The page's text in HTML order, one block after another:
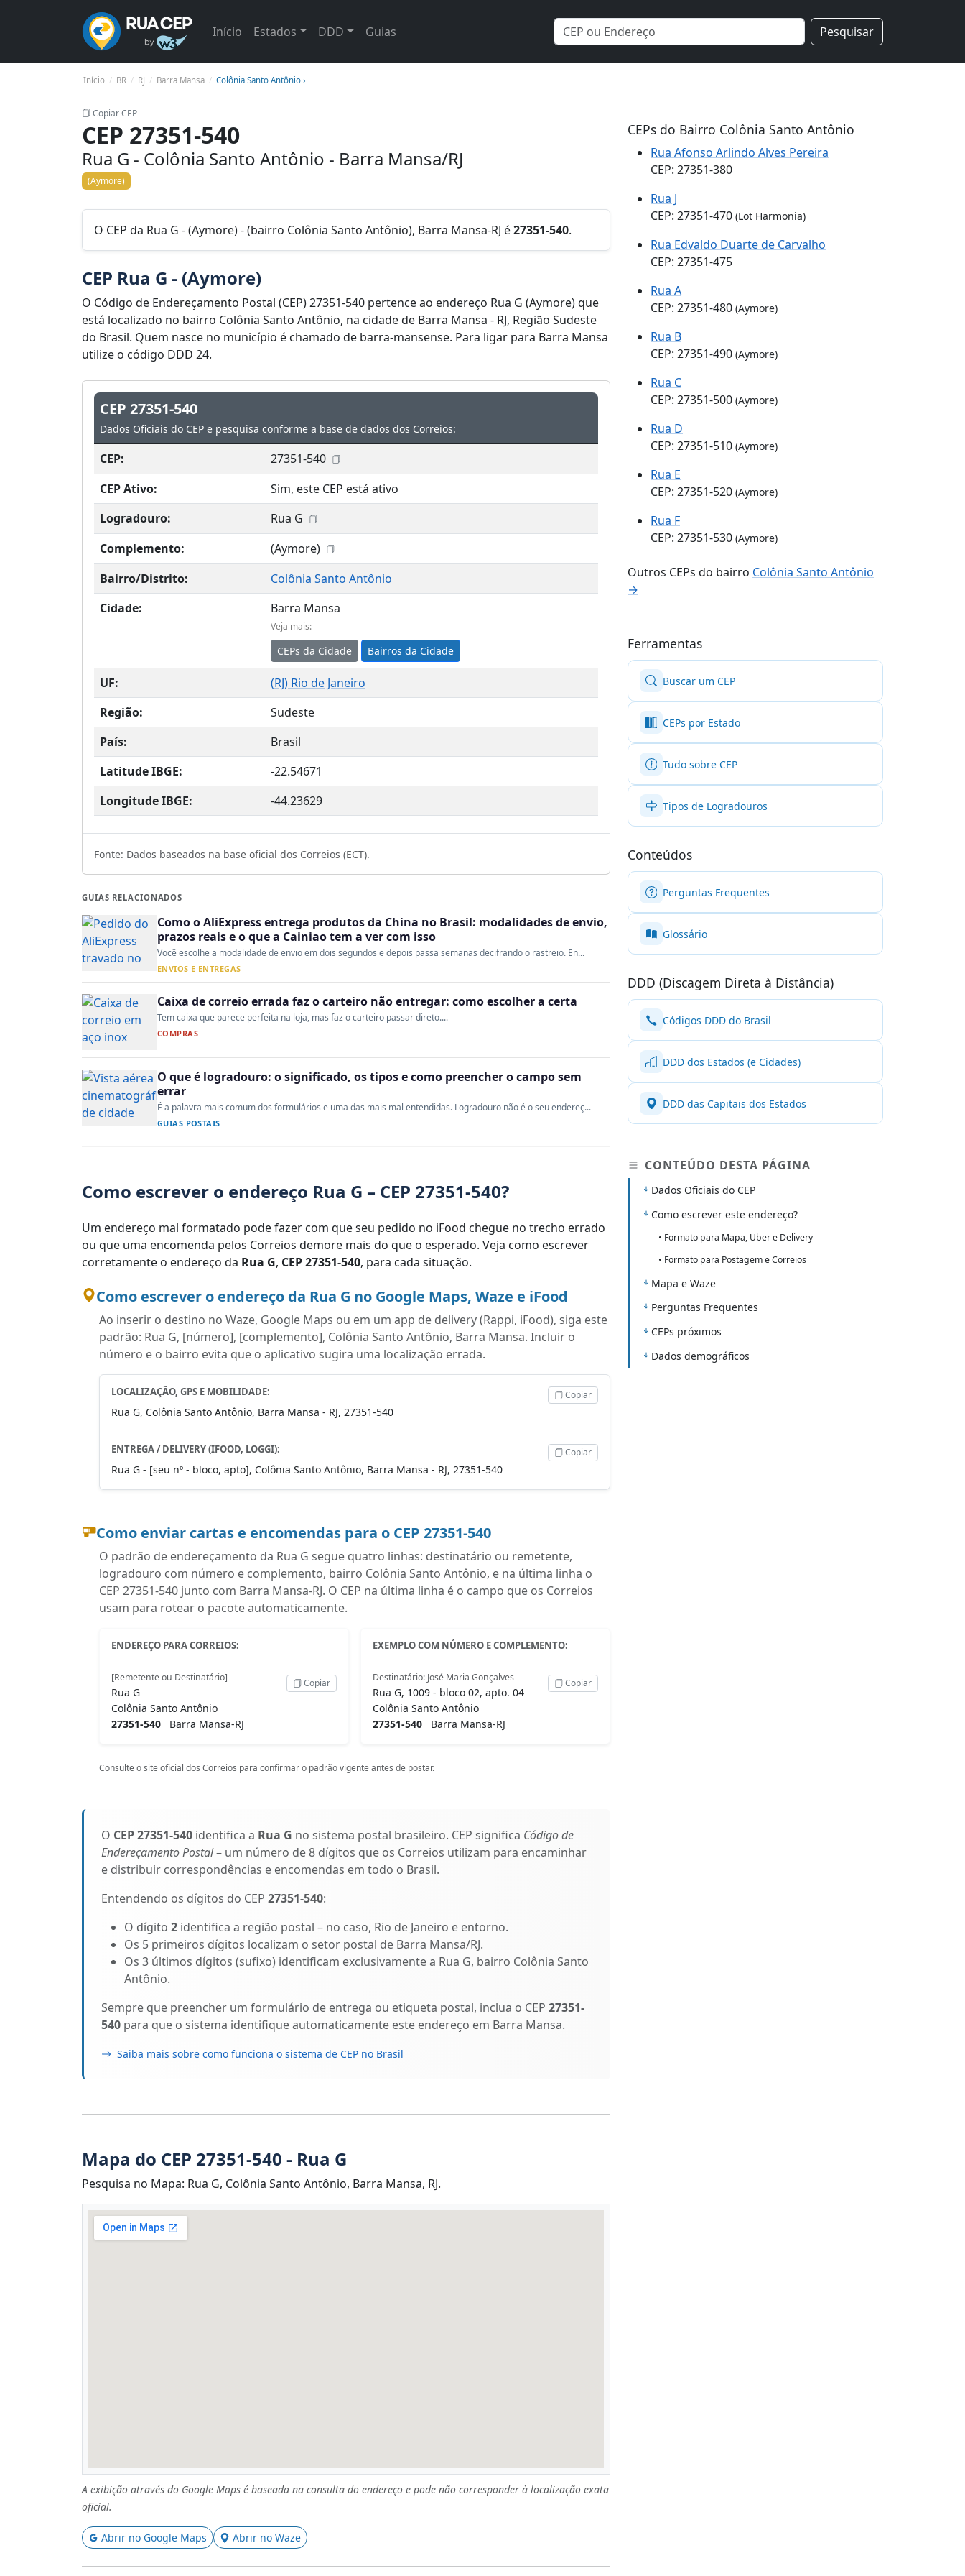
Início Estados DDD Guias Pesquisar
Início BR RJ Barra Mansa Colônia Santo Antônio ›
Copiar CEP
CEP 27351-540
Rua G - Colônia Santo Antônio - Barra Mansa/RJ
(Aymore)
O CEP da Rua G - (Aymore) - (bairro Colônia Santo Antônio), Barra Mansa-RJ é27351-540.
CEP Rua G - (Aymore)
O Código de Endereçamento Postal (CEP) 27351-540 pertence ao endereço Rua G (Aymore) que
está localizado no bairro Colônia Santo Antônio, na cidade de Barra Mansa - RJ, Região Sudeste
do Brasil. Quem nasce no município é chamado de barra-mansense. Para ligar para Barra Mansa
utilize o código DDD 24.
CEP 27351-540
Dados Oficiais do CEP e pesquisa conforme a base de dados dos Correios:
CEP:
27351-540
CEP Ativo:
Sim, este CEP está ativo
Logradouro:
Rua G
Complemento:
(Aymore)
Bairro/Distrito:
Colônia Santo Antônio
Cidade:
Barra Mansa
Veja mais:
CEPs da Cidade Bairros da Cidade
UF: (RJ) Rio de Janeiro
Região:
Sudeste
País:
Brasil
Latitude IBGE:
-22.54671
Longitude IBGE:
-44.23629
Fonte: Dados baseados na base oficial dos Correios (ECT).
GUIAS RELACIONADOS
Como o AliExpress entrega produtos da China no Brasil: modalidades de envio,
prazos reais e o que a Cainiao tem a ver com isso
Você escolhe a modalidade de envio em dois segundos e depois passa semanas decifrando o rastreio. En...
ENVIOS E ENTREGAS
Caixa de correio errada faz o carteiro não entregar: como escolher a certa
Tem caixa que parece perfeita na loja, mas faz o carteiro passar direto....
COMPRAS
O que é logradouro: o significado, os tipos e como preencher o campo sem
errar
É a palavra mais comum dos formulários e uma das mais mal entendidas. Logradouro não é o seu endereç...
GUIAS POSTAIS
Como escrever o endereço Rua G – CEP 27351-540?
Um endereço mal formatado pode fazer com que seu pedido no iFood chegue no trecho errado
ou que uma encomenda pelos Correios demore mais do que o esperado. Veja como escrever
corretamente o endereço da Rua G, CEP 27351-540, para cada situação.
Como escrever o endereço da Rua G no Google Maps, Waze e iFood
Ao inserir o destino no Waze, Google Maps ou em um app de delivery (Rappi, iFood), siga este
padrão: Rua G, [número], [complemento], Colônia Santo Antônio, Barra Mansa. Incluir o
número e o bairro evita que o aplicativo sugira uma localização errada.
LOCALIZAÇÃO, GPS E MOBILIDADE:
Rua G, Colônia Santo Antônio, Barra Mansa - RJ, 27351-540
Copiar
ENTREGA / DELIVERY (IFOOD, LOGGI):
Rua G - [seu nº - bloco, apto], Colônia Santo Antônio, Barra Mansa - RJ, 27351-540
Copiar
Como enviar cartas e encomendas para o CEP 27351-540
O padrão de endereçamento da Rua G segue quatro linhas: destinatário ou remetente,
logradouro com número e complemento, bairro Colônia Santo Antônio, e na última linha o
CEP 27351-540 junto com Barra Mansa-RJ. O CEP na última linha é o campo que os Correios
usam para rotear o pacote automaticamente.
ENDEREÇO PARA CORREIOS:
[Remetente ou Destinatário]
Rua G
Colônia Santo Antônio
27351-540 Barra Mansa-RJ
Copiar
EXEMPLO COM NÚMERO E COMPLEMENTO:
Destinatário: José Maria Gonçalves
Rua G, 1009 - bloco 02, apto. 04
Colônia Santo Antônio
27351-540 Barra Mansa-RJ
Copiar
Consulte osite oficial dos Correios para confirmar o padrão vigente antes de postar.
O CEP 27351-540 identifica a Rua G no sistema postal brasileiro. CEP significa Código de
Endereçamento Postal– um número de 8 dígitos que os Correios utilizam para encaminhar
e distribuir correspondências e encomendas em todo o Brasil.
Entendendo os dígitos do CEP 27351-540:
O dígito 2 identifica a região postal – no caso, Rio de Janeiro e entorno.
Os 5 primeiros dígitos localizam o setor postal de Barra Mansa/RJ.
Os 3 últimos dígitos (sufixo) identificam exclusivamente a Rua G, bairro Colônia Santo
Antônio.
Sempre que preencher um formulário de entrega ou etiqueta postal, inclua o CEP 27351-
540 para que o sistema identifique automaticamente este endereço em Barra Mansa.
Saiba mais sobre como funciona o sistema de CEP no Brasil
Mapa do CEP 27351-540 - Rua G
Pesquisa no Mapa: Rua G, Colônia Santo Antônio, Barra Mansa, RJ.
A exibição através do Google Maps é baseada na consulta do endereço e pode não corresponder à localização exata
oficial.
Abrir no Google Maps Abrir no Waze
CEPs do Bairro Colônia Santo Antônio
Rua Afonso Arlindo Alves Pereira
CEP: 27351-380
Rua J
CEP: 27351-470 (Lot Harmonia)
Rua Edvaldo Duarte de Carvalho
CEP: 27351-475
Rua A
CEP: 27351-480 (Aymore)
Rua B
CEP: 27351-490 (Aymore)
Rua C
CEP: 27351-500 (Aymore)
Rua D
CEP: 27351-510 (Aymore)
Rua E
CEP: 27351-520 (Aymore)
Rua F
CEP: 27351-530 (Aymore)
Outros CEPs do bairro Colônia Santo Antônio
→
Ferramentas
Buscar um CEP
CEPs por Estado
Tudo sobre CEP
Tipos de Logradouros
Conteúdos
Perguntas Frequentes
Glossário
DDD (Discagem Direta à Distância)
Códigos DDD do Brasil
DDD dos Estados (e Cidades)
DDD das Capitais dos Estados
CONTEÚDO DESTA PÁGINA
Dados Oficiais do CEP
Como escrever este endereço?
• Formato para Mapa, Uber e Delivery
• Formato para Postagem e Correios
Mapa e Waze
Perguntas Frequentes
CEPs próximos
Dados demográficos